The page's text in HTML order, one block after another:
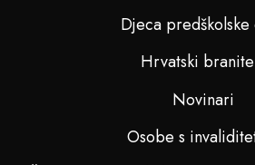
Djeca
Hrvatski
Novinari
Osobe s